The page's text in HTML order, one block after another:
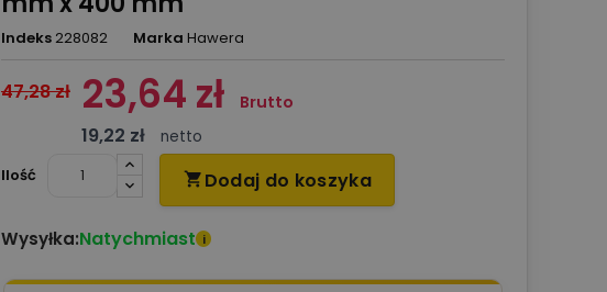
Indeks 228082 Marka Hawera
47,28 zł 23,64 zł Brutto
19,22 zł
netto
Ilość
 Dodaj do koszyka
Wysyłka:Natychmiast i